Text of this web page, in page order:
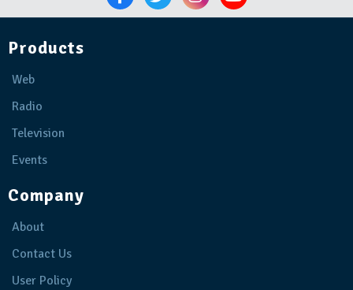
Products
Web
Radio
Television
Events
Company
About
Contact Us
User Policy